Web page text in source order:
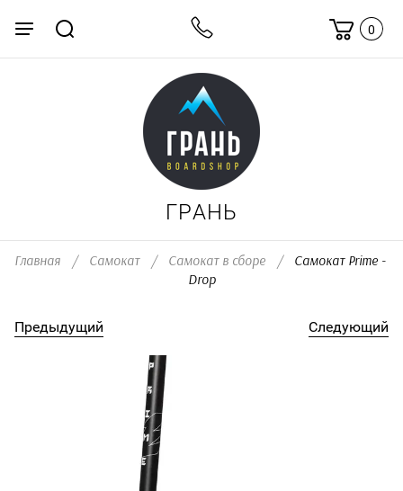
0
ГРАНЬ
Главная / Самокат / Самокат в сборе /
  Самокат Prime -
Drop
Предыдущий Следующий